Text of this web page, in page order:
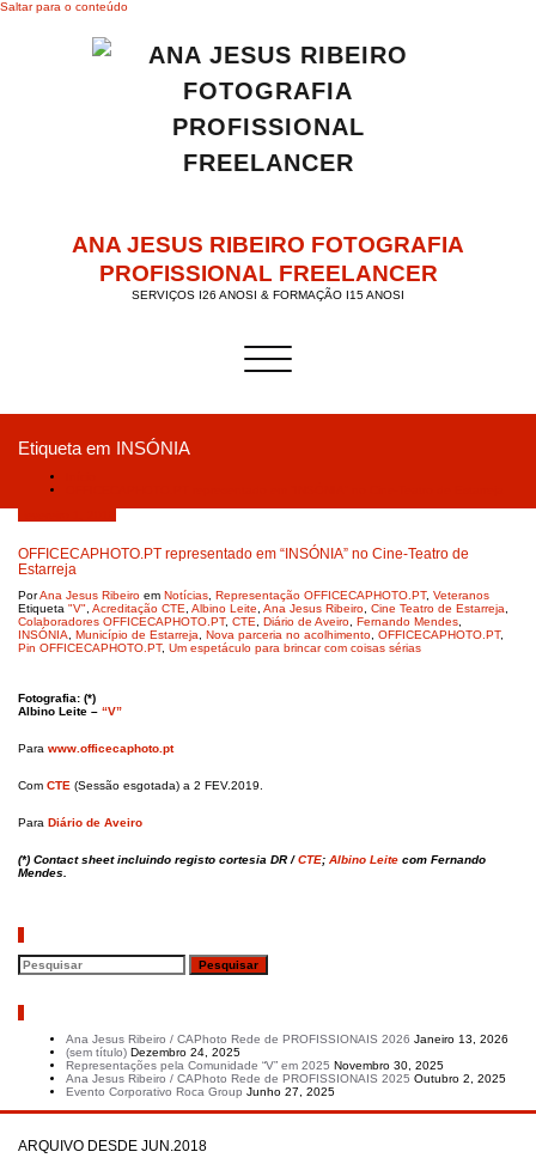
Saltar para o conteúdo
ANA JESUS RIBEIRO FOTOGRAFIA
PROFISSIONAL FREELANCER
SERVIÇOS I26 ANOSI & FORMAÇÃO I15 ANOSI
Alternar a navegação
Etiqueta em INSÓNIA
OFFICECAPHOTO.PT representado em “INSÓNIA” no Cine-Teatro de
Estarreja
PorAna Jesus Ribeiro em Notícias Representação OFFICECAPHOTO.PT, Veteranos
Etiqueta "V" Acreditação CTE Albino Leite Ana Jesus Ribeiro Cine Teatro de Estarreja
Colaboradores OFFICECAPHOTO.PT, CTE Diário de Aveiro Fernando Mendes
INSÓNIA
Município de Estarreja Nova parceria no acolhimento OFFICECAPHOTO.PT,
Pin OFFICECAPHOTO.PT, Um espetáculo para brincar com coisas sérias
Fotografia: (*)
Albino Leite – “V”
Para www.officecaphoto.pt
Com CTE (Sessão esgotada) a 2 FEV.2019.
Para Diário de Aveiro
(*) Contact sheet incluindo registo cortesia DR /CTE; Albino Leite com Fernando
Mendes.
Ana Jesus Ribeiro / CAPhoto Rede de PROFISSIONAIS 2026 Janeiro 13, 2026
(sem título) Dezembro 24, 2025
Representações pela Comunidade “V” em 2025 Novembro 30, 2025
Ana Jesus Ribeiro / CAPhoto Rede de PROFISSIONAIS 2025 Outubro 2, 2025
Evento Corporativo Roca Group Junho 27, 2025
ARQUIVO DESDE JUN.2018